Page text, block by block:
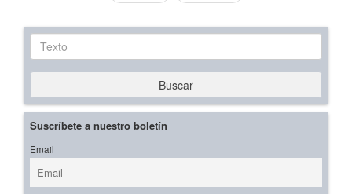
Texto
Buscar
Suscríbete a nuestro boletín
Email